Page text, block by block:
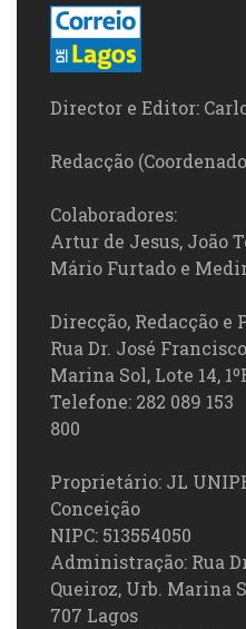
Director e Editor:
Redacção
Colaboradores:
Artur de Jesus, João
Mário Furtado e
Direcção, Redacção e
Rua Dr. José
Marina Sol, Lote 14,
Telefone: 282 089
800
Proprietário: JL
Conceição
NIPC: 513554050
Administração: Rua
Queiroz, Urb. Marina
707 Lagos